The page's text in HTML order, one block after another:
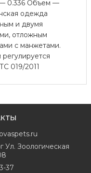
0.336 Объем —
одежда
и двумя
отложным
с манжетами.
019/2011
Ул. Зоологическая
37